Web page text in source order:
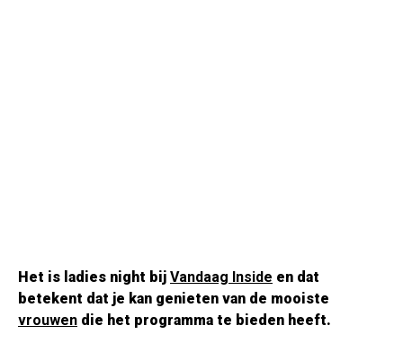
Het is ladies night bij Vandaag Inside en dat
betekent dat je kan genieten van de mooiste
vrouwen die het programma te bieden heeft.